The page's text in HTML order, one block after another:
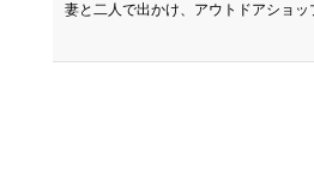
妻と二人で出かけ、アウトドアショ